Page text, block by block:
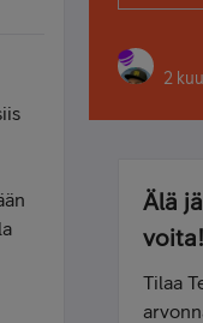
2
Älä
voita!
Tilaa